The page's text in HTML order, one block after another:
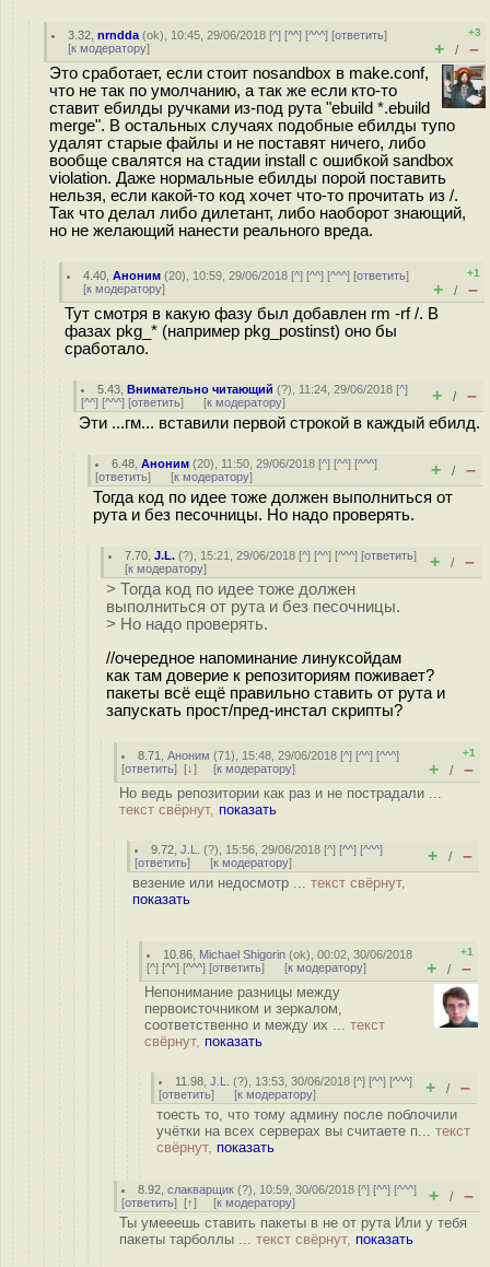
3.32 ,nrndda (ok), 10:45, 29/06/2018 [^] [^^] [^^^] [ответить]
[к модератору]
+3
+ / –
Это сработает, если стоит nosandbox в make.conf,
что не так по умолчанию, а так же если кто-то
ставит ебилды ручками из-под рута "ebuild *.ebuild
merge". В остальных случаях подобные ебилды тупо
удалят старые файлы и не поставят ничего, либо
вообще свалятся на стадии install с ошибкой sandbox
violation. Даже нормальные ебилды порой поставить
нельзя, если какой-то код хочет что-то прочитать из /.
Так что делал либо дилетант, либо наоборот знающий,
но не желающий нанести реального вреда.
4.40 ,Аноним (20), 10:59, 29/06/2018 [^] [^^] [^^^] [ответить]
[к модератору]
+1
+ / –
Тут смотря в какую фазу был добавлен rm -rf /. В
фазах pkg_* (например pkg_postinst) оно бы
сработало.
5.43 ,Внимательно читающий (?), 11:24, 29/06/2018 [^]
[^^] [^^^] [ответить] [к модератору] + / –
Эти ...гм... вставили первой строкой в каждый ебилд.
6.48 ,Аноним (20), 11:50, 29/06/2018 [^] [^^] [^^^]
[ответить] [к модератору] + / –
Тогда код по идее тоже должен выполниться от
рута и без песочницы. Но надо проверять.
7.70 ,J.L. (?), 15:21, 29/06/2018 [^] [^^] [^^^] [ответить]
[к модератору] + / –
> Тогда код по идее тоже должен
выполниться от рута и без песочницы.
> Но надо проверять.
//очередное напоминание линуксойдам
как там доверие к репозиториям поживает?
пакеты всё ещё правильно ставить от рута и
запускать прост/пред-инстал скрипты?
8.71 ,Аноним (71), 15:48, 29/06/2018 [^] [^^] [^^^]
[ответить] [↓] [к модератору]
+1
+ / –
Но ведь репозитории как раз и не пострадали ...
текст свёрнут, показать
9.72 ,J.L. (?), 15:56, 29/06/2018 [^] [^^] [^^^]
[ответить] [к модератору] + / –
везение или недосмотр ... текст свёрнут,
показать
10.86 Michael Shigorin (ok), 00:02, 30/06/2018
[^] [^^] [^^^] [ответить] [к модератору]
+1
+ / –
Непонимание разницы между
первоисточником и зеркалом,
соответственно и между их ... текст
свёрнут, показать
11.98 ,J.L. (?), 13:53, 30/06/2018 [^] [^^] [^^^]
[ответить] [к модератору] + / –
тоесть то, что тому админу после поблочили
учётки на всех серверах вы считаете п... текст
свёрнут, показать
8.92 ,слакварщик (?), 10:59, 30/06/2018 [^] [^^] [^^^]
[ответить] [↑] [к модератору] + / –
Ты умееешь ставить пакеты в не от рута Или у тебя
пакеты тарболлы ... текст свёрнут, показать